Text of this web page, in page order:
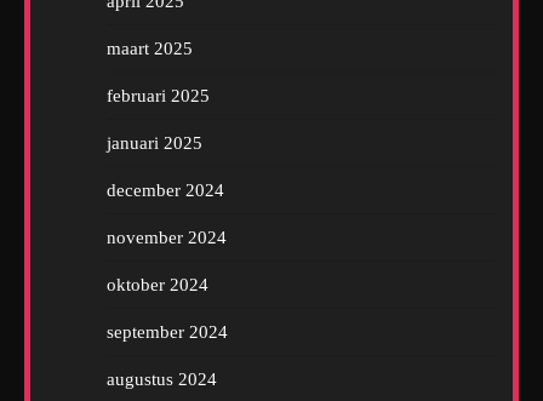
maart 2025
februari 2025
januari 2025
december 2024
november 2024
oktober 2024
september 2024
augustus 2024